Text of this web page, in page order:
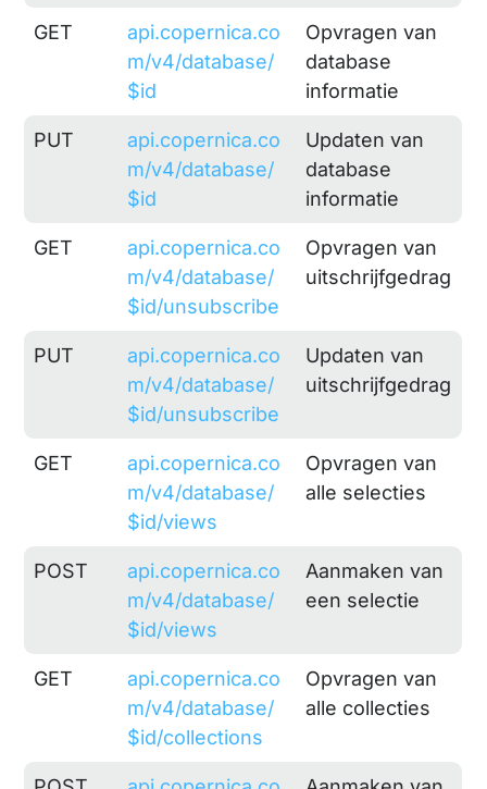
GET
api.copernica.co
m/v4/database/
$id
Opvragen van
database
informatie
PUT
api.copernica.co
m/v4/database/
$id
Updaten van
database
informatie
GET
api.copernica.co
m/v4/database/
$id/unsubscribe
Opvragen van
uitschrijfgedrag
PUT
api.copernica.co
m/v4/database/
$id/unsubscribe
Updaten van
uitschrijfgedrag
GET
api.copernica.co
m/v4/database/
$id/views
Opvragen van
alle selecties
POST
api.copernica.co
m/v4/database/
$id/views
Aanmaken van
een selectie
GET
api.copernica.co
m/v4/database/
$id/collections
Opvragen van
alle collecties